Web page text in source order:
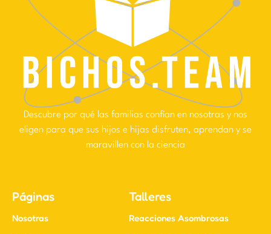
Descubre por qué las familias confían en nosotras y nos
eligen para que sus hijos e hijas disfruten, aprendan y se
maravillen con la ciencia
Páginas
Nosotras
Talleres
Reacciones Asombrosas